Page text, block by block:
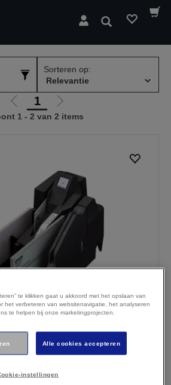
Zoeken
Sorteren op:
Ga
naar
1
Ga
naar
1 - 2 van 2 items
MJ (012): 130DPM,
te klikken gaat u akkoord met het opslaan van
het verbeteren van websitenavigatie, het analyseren
te helpen bij onze marketingprojecten.
Alle cookies accepteren
instellingen